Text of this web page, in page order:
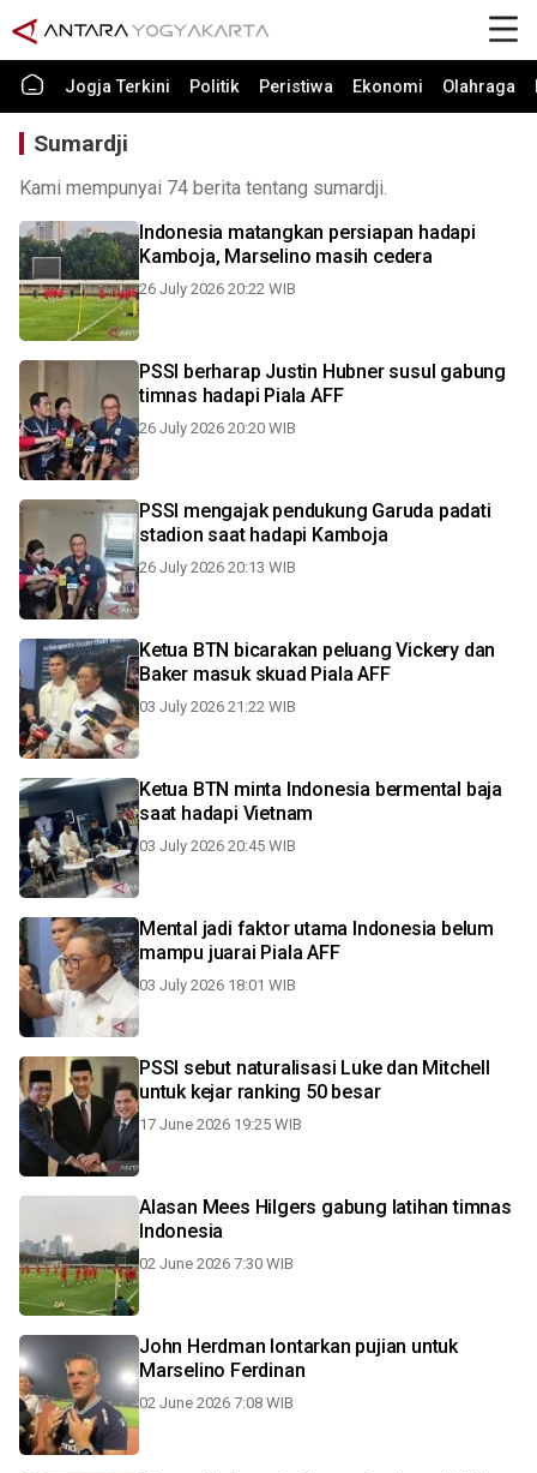
Jogja Terkini Politik Peristiwa Ekonomi Olahraga
Sumardji
Kami mempunyai 74 berita tentang sumardji.
Indonesia matangkan persiapan hadapi
Kamboja, Marselino masih cedera
26 July 2026 20:22 WIB
PSSI berharap Justin Hubner susul gabung
timnas hadapi Piala AFF
26 July 2026 20:20 WIB
PSSI mengajak pendukung Garuda padati
stadion saat hadapi Kamboja
26 July 2026 20:13 WIB
Ketua BTN bicarakan peluang Vickery dan
Baker masuk skuad Piala AFF
03 July 2026 21:22 WIB
Ketua BTN minta Indonesia bermental baja
saat hadapi Vietnam
03 July 2026 20:45 WIB
Mental jadi faktor utama Indonesia belum
mampu juarai Piala AFF
03 July 2026 18:01 WIB
PSSI sebut naturalisasi Luke dan Mitchell
untuk kejar ranking 50 besar
17 June 2026 19:25 WIB
Alasan Mees Hilgers gabung latihan timnas
Indonesia
02 June 2026 7:30 WIB
John Herdman lontarkan pujian untuk
Marselino Ferdinan
02 June 2026 7:08 WIB